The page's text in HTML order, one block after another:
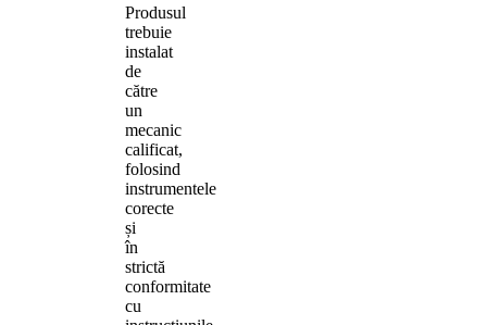
Produsul
trebuie
instalat
de
către
un
mecanic
calificat,
folosind
instrumentele
corecte
și
în
strictă
conformitate
cu